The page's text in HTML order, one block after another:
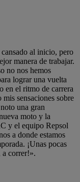
al inicio, pero
manera de trabajar.
no nos hemos
lograr una vuelta
en el ritmo de carrera
sensaciones sobre
una gran
moto y la
y el equipo Repsol
a donde estamos
¡Unas pocas
a correr!».